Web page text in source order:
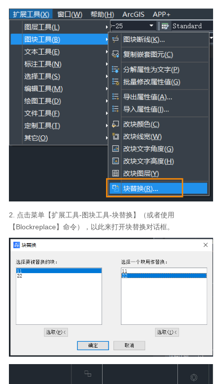
2. 点击菜单【扩展工具-图块工具-块替换】（或者使用
【Blockreplace】命令），以此来打开块替换对话框。